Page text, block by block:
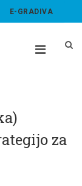
E-GRADIVA
za